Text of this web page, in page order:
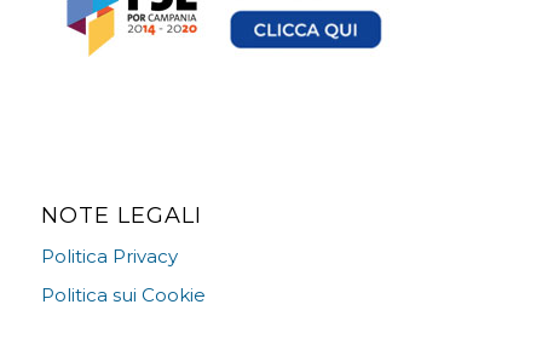
NOTE LEGALI
Politica Privacy
Politica sui Cookie